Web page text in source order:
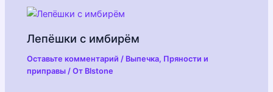
Лепёшки с имбирём
Оставьте комментарий / Выпечка, Пряности и
приправы / От Blstone